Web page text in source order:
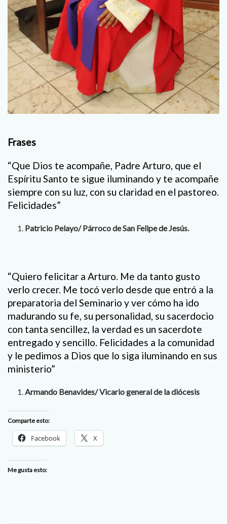
Frases
“Que Dios te acompañe, Padre Arturo, que el
Espíritu Santo te sigue iluminando y te acompañe
siempre con su luz, con su claridad en el pastoreo.
Felicidades”
Patricio Pelayo/ Párroco de San Felipe de Jesús.
“Quiero felicitar a Arturo. Me da tanto gusto
verlo crecer. Me tocó verlo desde que entró a la
preparatoria del Seminario y ver cómo ha ido
madurando su fe, su personalidad, su sacerdocio
con tanta sencillez, la verdad es un sacerdote
entregado y sencillo. Felicidades a la comunidad
y le pedimos a Dios que lo siga iluminando en sus
ministerio”
Armando Benavides/ Vicario general de la diócesis
Comparte esto:
Facebook X
Me gusta esto: